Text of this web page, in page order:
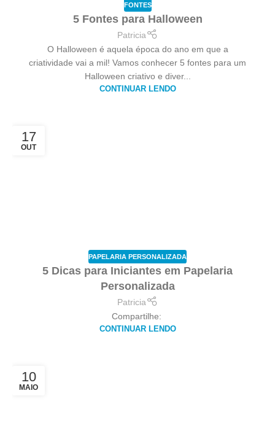
FONTES
5 Fontes para Halloween
Patricia
O Halloween é aquela época do ano em que a
criatividade vai a mil! Vamos conhecer 5 fontes para um
Halloween criativo e diver...
CONTINUAR LENDO
17
OUT
PAPELARIA PERSONALIZADA
5 Dicas para Iniciantes em Papelaria
Personalizada
Patricia
Compartilhe:
CONTINUAR LENDO
10
MAIO